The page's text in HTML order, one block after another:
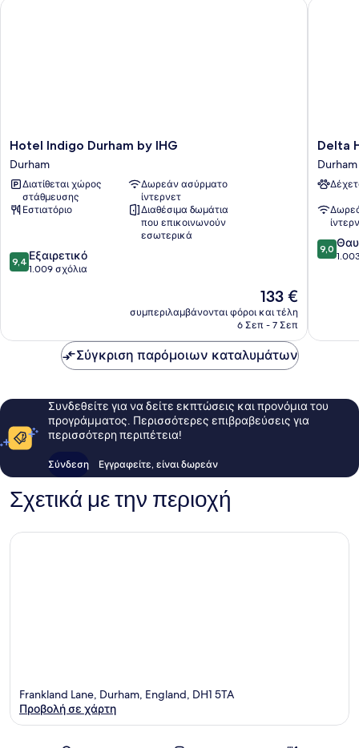
Hotel
Indigo
Durham
by
IHG
Durham
Hotel Indigo Durham by IHG
Durham
Διατίθεται χώρος
στάθμευσης
Δωρεάν ασύρματο
ίντερνετ
Εστιατόριο
Διαθέσιμα δωμάτια
που επικοινωνούν
εσωτερικά
9.4
στα
9,4 Εξαιρετικό
1.009 σχόλια
Η
τιμή
είναι
133 €
συμπεριλαμβάνονται φόροι και τέλη
6 Σεπ - 7 Σεπ
Delta
Hotels
Durham
Royal
Durham
Delta
Durham
9.0
στα
9,0
Σύγκριση παρόμοιων καταλυμάτων
Συνδεθείτε για να δείτε εκπτώσεις και προνόμια του
προγράμματος. Περισσότερες επιβραβεύσεις για
περισσότερη περιπέτεια!
Σύνδεση Εγγραφείτε, είναι δωρεάν
Σχετικά με την περιοχή
Frankland Lane, Durham, England, DH1 5TA
Προβολή σε χάρτη